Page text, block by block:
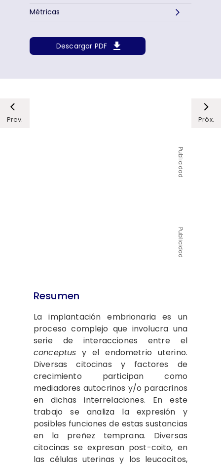
Descargar PDF
Métricas
Prev. Próx.
Publicidad
Publicidad
Resumen
La implantación embrionaria es un
proceso complejo que involucra una
serie de interacciones entre el
conceptus y el endometrio uterino.
Diversas citocinas y factores de
crecimiento participan como
mediadores autocrinos y/o paracrinos
en dichas interrelaciones. En este
trabajo se analiza la expresión y
posibles funciones de estas sustancias
en la preñez temprana. Diversas
citocinas se expresan post-coito, en
las células uterinas y los leucocitos,